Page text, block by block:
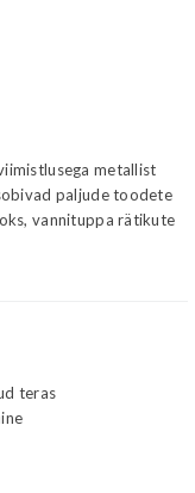
metallist
paljude toodete
vannituppa rätikute
teras